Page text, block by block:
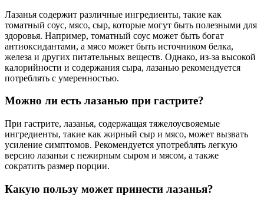
Лазанья содержит различные ингредиенты, такие как
томатный соус, мясо, сыр, которые могут быть полезными для
здоровья. Например, томатный соус может быть богат
антиоксидантами, а мясо может быть источником белка,
железа и других питательных веществ. Однако, из-за высокой
калорийности и содержания сыра, лазанью рекомендуется
потреблять с умеренностью.
Можно ли есть лазанью при гастрите?
При гастрите, лазанья, содержащая тяжелоусвояемые
ингредиенты, такие как жирный сыр и мясо, может вызвать
усиление симптомов. Рекомендуется употреблять легкую
версию лазаньи с нежирным сыром и мясом, а также
сократить размер порции.
Какую пользу может принести лазанья?